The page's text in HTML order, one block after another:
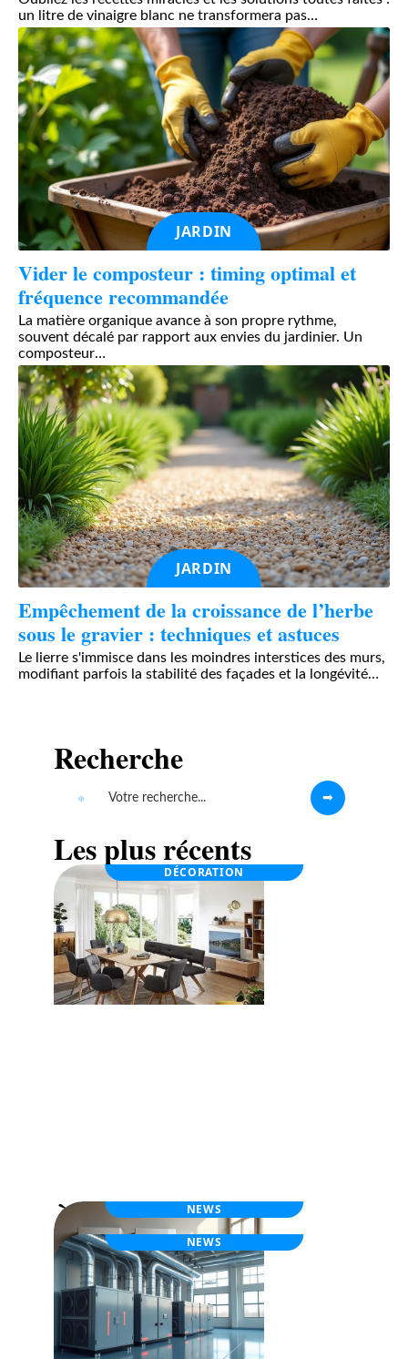
un litre de vinaigre blanc ne transformera pas…
JARDIN
Vider le composteur : timing optimal et
fréquence recommandée
La matière organique avance à son propre rythme,
souvent décalé par rapport aux envies du jardinier. Un
composteur…
JARDIN
Empêchement de la croissance de l’herbe
sous le gravier : techniques et astuces
Le lierre s'immisce dans les moindres interstices des murs,
modifiant parfois la stabilité des façades et la longévité…
Recherche
Les plus récents
DÉCORATION
NEWS
À la une
NEWS